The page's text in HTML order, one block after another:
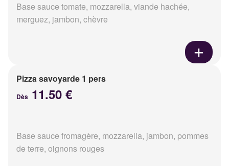
Base sauce tomate, mozzarella, viande hachée,
merguez, jambon, chèvre
Pizza savoyarde 1 pers
Dès 11.50 €
Base sauce fromagère, mozzarella, jambon, pommes
de terre, oignons rouges